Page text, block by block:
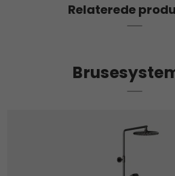
Relaterede